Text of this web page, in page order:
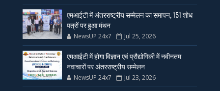
एमआईटी में अंतरराष्ट्रीय सम्मेलन का समापन, 151 शोध
पत्रों पर हुआ मंथन
NewsUP 24x7 Jul 25, 2026
एमआईटी में होगा विज्ञान एवं प्रौद्योगिकी में नवीनतम
नवाचारों पर अंतरराष्ट्रीय सम्मेलन
NewsUP 24x7 Jul 23, 2026